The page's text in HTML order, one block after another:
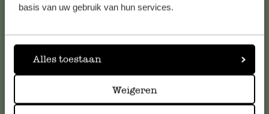
basis van uw gebruik van hun services.
Alles toestaan
Weigeren
Pour toute question ou demande de conseil ou d’aide,
nos réponses auxquestions les plus fréquemment posées.
Service client en ligne